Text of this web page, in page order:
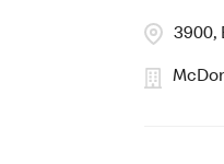
3900,